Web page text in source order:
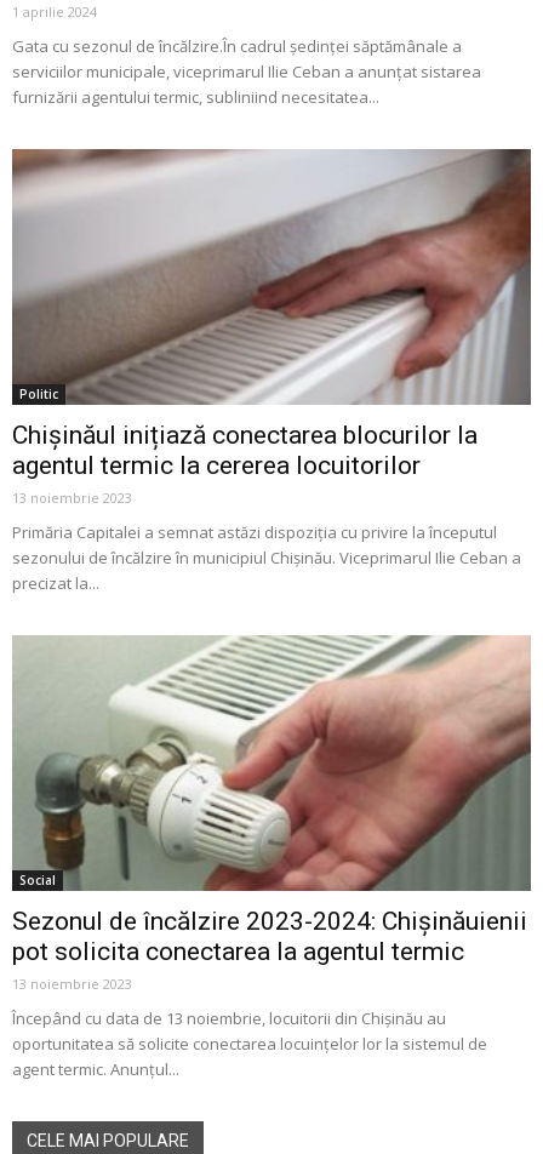
1 aprilie 2024
Gata cu sezonul de încălzire.În cadrul ședinței săptămânale a
serviciilor municipale, viceprimarul Ilie Ceban a anunțat sistarea
furnizării agentului termic, subliniind necesitatea...
Politic
Chișinăul inițiază conectarea blocurilor la
agentul termic la cererea locuitorilor
13 noiembrie 2023
Primăria Capitalei a semnat astăzi dispoziția cu privire la începutul
sezonului de încălzire în municipiul Chișinău. Viceprimarul Ilie Ceban a
precizat la...
Social
Sezonul de încălzire 2023-2024: Chișinăuienii
pot solicita conectarea la agentul termic
13 noiembrie 2023
Începând cu data de 13 noiembrie, locuitorii din Chișinău au
oportunitatea să solicite conectarea locuințelor lor la sistemul de
agent termic. Anunțul...
CELE MAI POPULARE